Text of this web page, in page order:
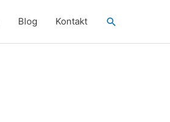
Blog Kontakt Suchen